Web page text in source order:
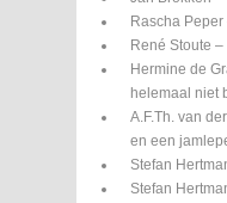
Rascha
René Stoute
Hermine de
helemaal niet
A.F.Th. van
en een
Stefan
Stefan